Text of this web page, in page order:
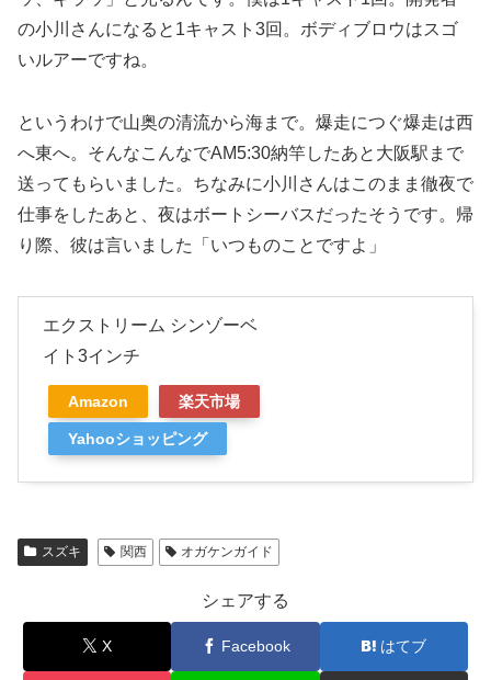
の小川さんになると1キャスト3回。ボディブロウはスゴ
いルアーですね。
というわけで山奥の清流から海まで。爆走につぐ爆走は西
へ東へ。そんなこんなでAM5:30納竿したあと大阪駅まで
送ってもらいました。ちなみに小川さんはこのまま徹夜で
仕事をしたあと、夜はボートシーバスだったそうです。帰
り際、彼は言いました「いつものことですよ」
エクストリーム シンゾーベ
イト3インチ
Amazon 楽天市場
Yahooショッピング
スズキ 関西 オガケンガイド
シェアする
X Facebook はてブ